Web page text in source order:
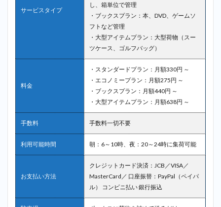
サービスタイプ
し、箱単位で管理
・ブックスプラン：本、DVD、ゲームソ
フトなど管理
・大型アイテムプラン：大型荷物（スー
ツケース、ゴルフバッグ）
料金
・スタンダードプラン：月額330円 ～
・エコノミープラン：月額275円 ～
・ブックスプラン：月額440円 ～
・大型アイテムプラン：月額638円 ～
手数料 手数料一切不要
利用可能時間 朝：6～10時、夜：20～24時に集荷可能
お支払い方法
クレジットカード決済：JCB／VISA／
MasterCard／ 口座振替：PayPal（ペイパ
ル） コンビニ払い 銀行振込